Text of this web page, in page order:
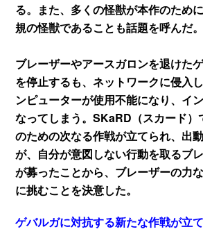
る。また、多くの怪獣が本作のため
規の怪獣であることも話題を呼んだ。
ブレーザーやアースガロンを退けた
を停止するも、ネットワークに侵入
ンピューターが使用不能になり、イ
なってしまう。SKaRD（スカード）
のための次なる作戦が立てられ、出
が、自分が意図しない行動を取るブ
が募ったことから、ブレーザーの力
に挑むことを決意した。
ゲバルガに対抗する新たな作戦が立